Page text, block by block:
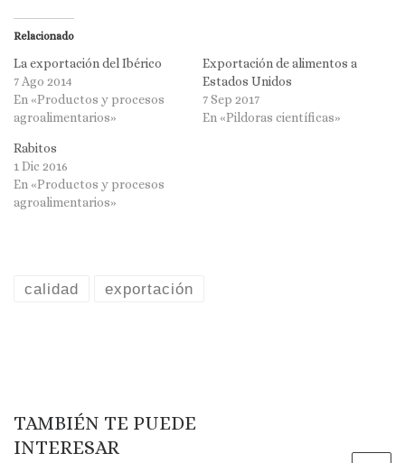
Relacionado
La exportación del Ibérico
7 Ago 2014
En «Productos y procesos
agroalimentarios»
Exportación de alimentos a
Estados Unidos
7 Sep 2017
En «Pildoras científicas»
Rabitos
1 Dic 2016
En «Productos y procesos
agroalimentarios»
calidad exportación
TAMBIÉN TE PUEDE
INTERESAR